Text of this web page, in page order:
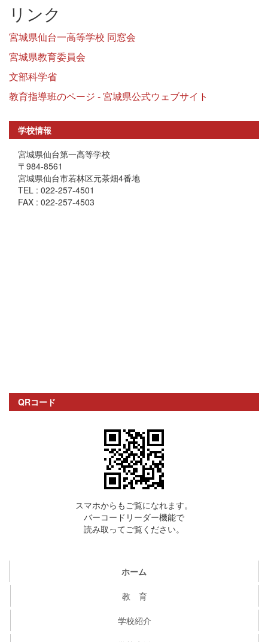
リンク
宮城県仙台一高等学校 同窓会
宮城県教育委員会
文部科学省
教育指導班のページ - 宮城県公式ウェブサイト
学校情報
宮城県仙台第一高等学校
〒984-8561
宮城県仙台市若林区元茶畑4番地
TEL : 022-257-4501
FAX : 022-257-4503
QRコード
スマホからもご覧になれます。
バーコードリーダー機能で
読み取ってご覧ください。
ホーム
教 育
学校紹介